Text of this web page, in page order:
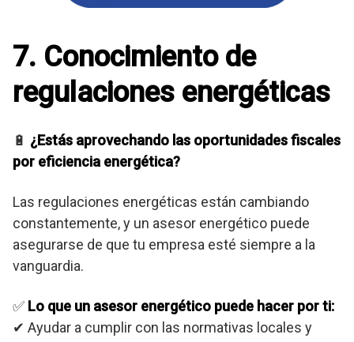
7. Conocimiento de
regulaciones energéticas
🔋 ¿Estás aprovechando las oportunidades fiscales
por eficiencia energética?
Las regulaciones energéticas están cambiando
constantemente, y un asesor energético puede
asegurarse de que tu empresa esté siempre a la
vanguardia.
✅ Lo que un asesor energético puede hacer por ti:
✔ Ayudar a cumplir con las normativas locales y